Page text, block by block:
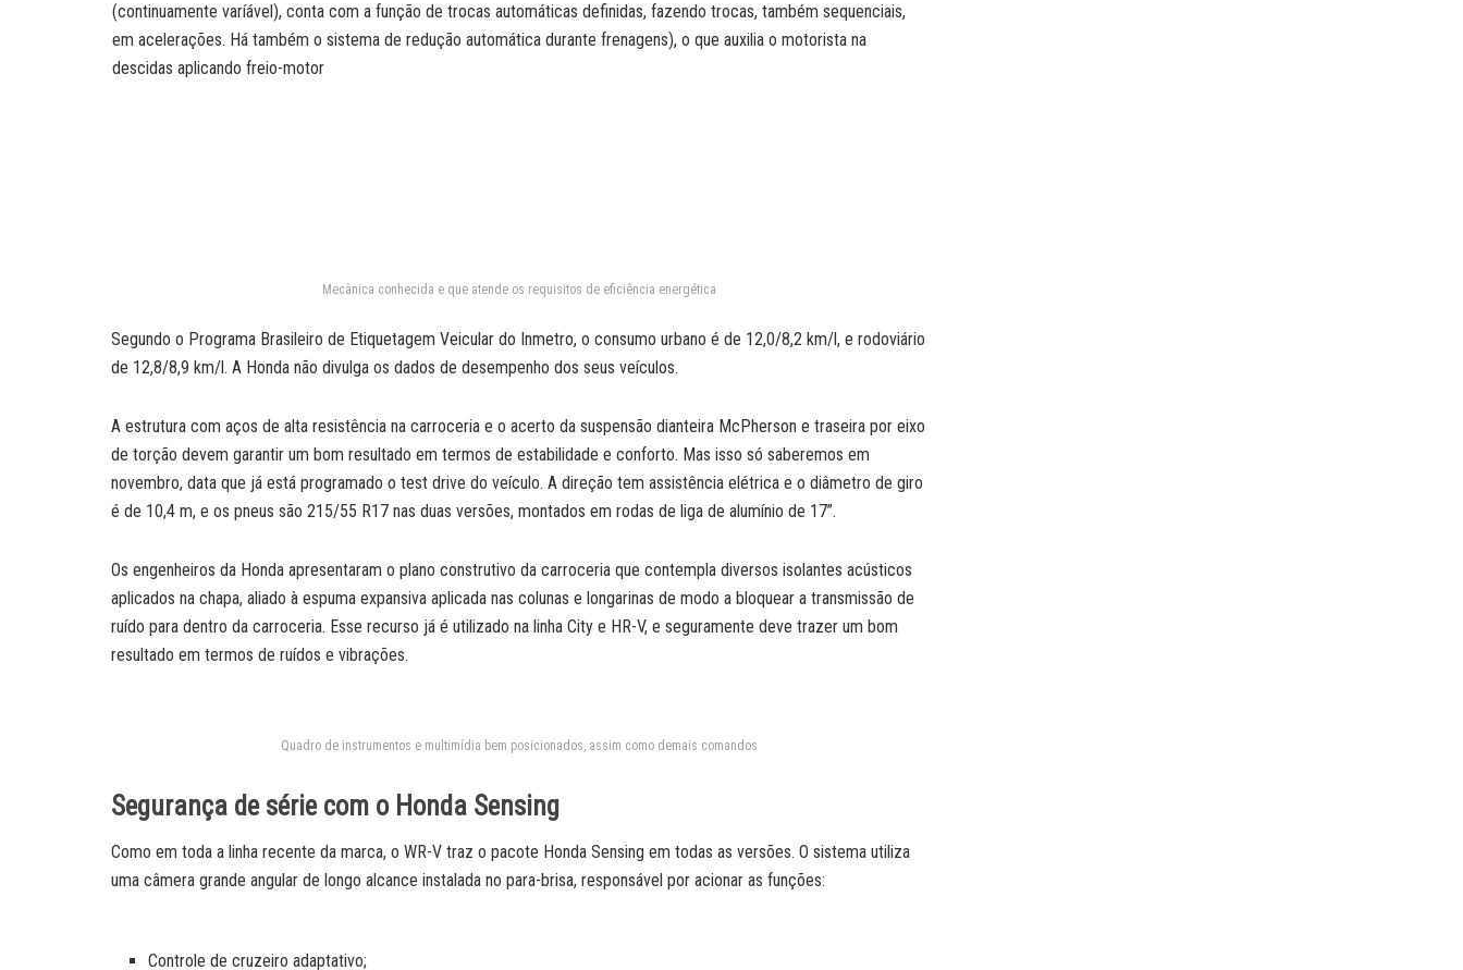
(continuamente varíável), conta com a função de trocas automáticas definidas, fazendo trocas, também sequenciais,
em acelerações. Há também o sistema de redução automática durante frenagens), o que auxilia o motorista na
descidas aplicando freio-motor
Mecânica conhecida e que atende os requisitos de eficiência energética
Segundo o Programa Brasileiro de Etiquetagem Veicular do Inmetro, o consumo urbano é de 12,0/8,2 km/l, e rodoviário
de 12,8/8,9 km/l. A Honda não divulga os dados de desempenho dos seus veículos.
A estrutura com aços de alta resistência na carroceria e o acerto da suspensão dianteira McPherson e traseira por eixo
de torção devem garantir um bom resultado em termos de estabilidade e conforto. Mas isso só saberemos em
novembro, data que já está programado o test drive do veículo. A direção tem assistência elétrica e o diâmetro de giro
é de 10,4 m, e os pneus são 215/55 R17 nas duas versões, montados em rodas de liga de alumínio de 17”.
Os engenheiros da Honda apresentaram o plano construtivo da carroceria que contempla diversos isolantes acústicos
aplicados na chapa, aliado à espuma expansiva aplicada nas colunas e longarinas de modo a bloquear a transmissão de
ruído para dentro da carroceria. Esse recurso já é utilizado na linha City e HR-V, e seguramente deve trazer um bom
resultado em termos de ruídos e vibrações.
Quadro de instrumentos e multimídia bem posicionados, assim como demais comandos
Segurança de série com o Honda Sensing
Como em toda a linha recente da marca, o WR-V traz o pacote Honda Sensing em todas as versões. O sistema utiliza
uma câmera grande angular de longo alcance instalada no para-brisa, responsável por acionar as funções:
Controle de cruzeiro adaptativo;